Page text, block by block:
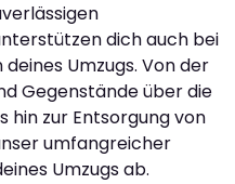
dich auch bei
Umzugs. Von der
Gegenstände über die
hin zur Entsorgung von
umfangreicher
Umzugs ab.